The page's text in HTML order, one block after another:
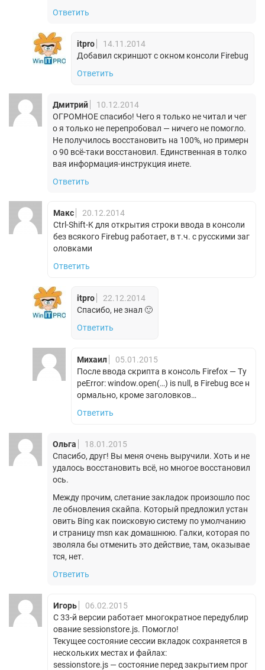
Ответить
itpro
14.11.2014
Добавил скриншот с окном консоли Firebug
Ответить
Дмитрий
10.12.2014
ОГРОМНОЕ спасибо! Чего я только не читал и чег
о я только не перепробовал — ничего не помогло.
Не получилось восстановить на 100%, но примерн
о 90 всё-таки восстановил. Единственная в толко
вая информация-инструкция инете.
Ответить
Макс
20.12.2014
Ctrl-Shift-K для открытия строки ввода в консоли
без всякого Firebug работает, в т.ч. с русскими заг
оловками
Ответить
itpro
22.12.2014
Спасибо, не знал 🙂
Ответить
Михаил
05.01.2015
После ввода скрипта в консоль Firefox — Ty
peError: window.open(…) is null, в Firebug все н
ормально, кроме заголовков…
Ответить
Ольга
18.01.2015
Спасибо, друг! Вы меня очень выручили. Хоть и не
удалось восстановить всё, но многое восстановил
ось.
Между прочим, слетание закладок произошло пос
ле обновления скайпа. Который предложил устан
овить Bing как поисковую систему по умолчанию
и страницу msn как домашнюю. Галки, которая по
зволяла бы отменить это действие, там, оказывае
тся, нет.
Ответить
Игорь
06.02.2015
С 33-й версии работает многократное передублир
ование sessionstore.js. Помогло!
Текущее состояние сессии вкладок сохраняется в
нескольких местах и файлах:
sessionstore.js — состояние перед закрытием прог